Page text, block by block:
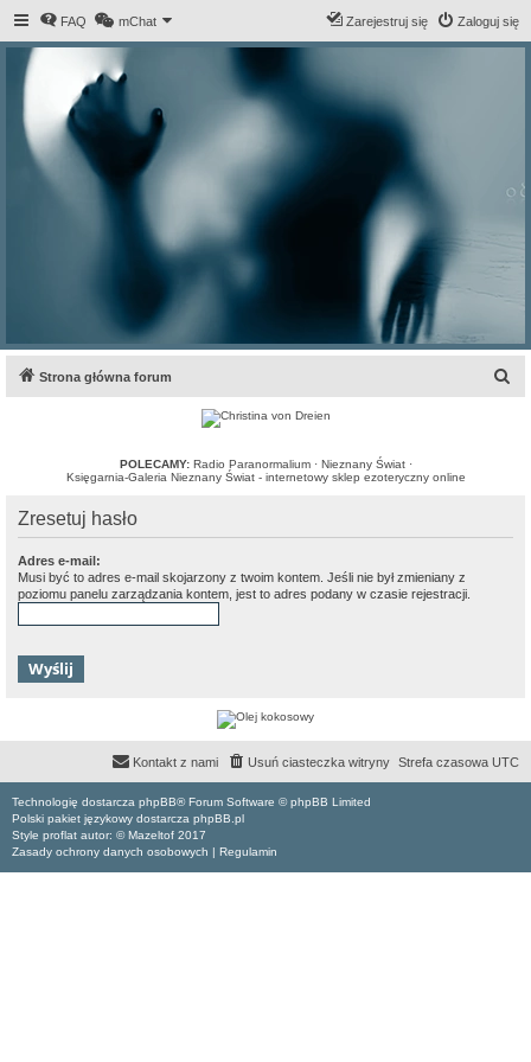
FAQ mChat Zaloguj się
Zarejestruj się
Strona główna forum
POLECAMY: Radio Paranormalium· Nieznany Świat·
Księgarnia-Galeria Nieznany Świat - internetowy sklep ezoteryczny online
Zresetuj hasło
Adres e-mail:
Musi być to adres e-mail skojarzony z twoim kontem. Jeśli nie był zmieniany z
poziomu panelu zarządzania kontem, jest to adres podany w czasie rejestracji.
Strefa czasowa UTC
Usuń ciasteczka witryny
Kontakt z nami
Technologię dostarcza phpBB® Forum Software © phpBB Limited
Polski pakiet językowy dostarcza phpBB.pl
Style proflat autor: ©Mazeltof 2017
Zasady ochrony danych osobowych | Regulamin